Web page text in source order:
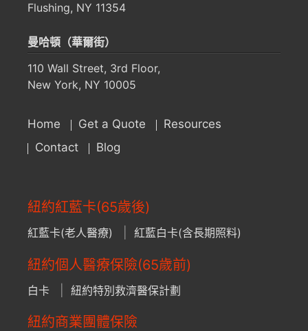
Flushing, NY 11354
曼哈頓（華爾街）
110 Wall Street, 3rd Floor,
New York, NY 10005
Home Get a Quote
Resources
Contact
Blog
紐約紅藍卡(65歲後)
紅藍卡(老人醫療) 紅藍白卡(含長期照料)
紐約個人醫療保險(65歲前)
白卡 紐約特別救濟醫保計劃
紐約商業團體保險